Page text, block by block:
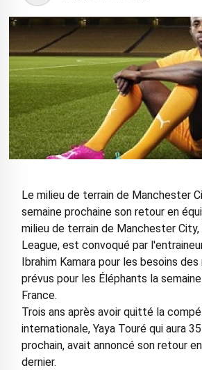
Le milieu de terrain de Manchester
semaine prochaine son retour en
milieu de terrain de Manchester
League, est convoqué par
Ibrahim Kamara pour les besoins
prévus pour les Éléphants la
France.
Trois ans après avoir quitté la
internationale, Yaya Touré qui aura
prochain, avait annoncé son retour
dernier.